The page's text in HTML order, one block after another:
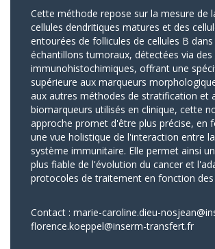
Cette méthode repose sur la mesure de
cellules dendritiques matures et des
entourées de follicules de cellules B dans
échantillons tumoraux, détectées via des
immunohistochimiques, offrant une
supérieure aux marqueurs
aux autres méthodes de stratification et
biomarqueurs utilisés en clinique, cette
approche promet d'être plus précise, en
une vue holistique de l'interaction entre
système immunitaire. Elle permet ainsi
plus fiable de l'évolution du cancer et
protocoles de traitement en fonction des
Contact : marie-caroline.dieu-
florence.koeppel@inserm-transfert.fr